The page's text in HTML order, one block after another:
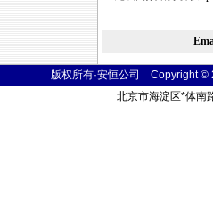
版权所有·安恒公司 Copyright
北京市海淀区*体南